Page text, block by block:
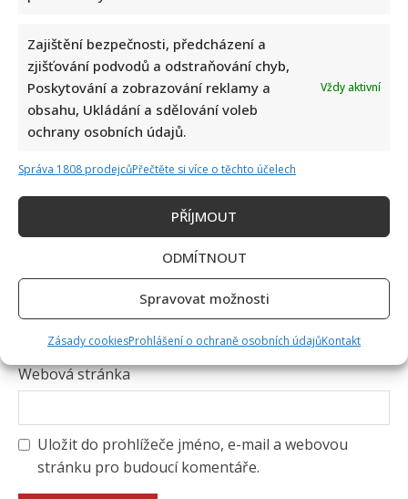
Zajištění bezpečnosti, předcházení a
zjišťování podvodů a odstraňování chyb,
Poskytování a zobrazování reklamy a
obsahu, Ukládání a sdělování voleb
ochrany osobních údajů.
Vždy aktivní
Správa 1808 prodejcůPřečtěte si více o těchto účelech
PŘÍJMOUT
ODMÍTNOUT
Spravovat možnosti
Zásady cookiesProhlášení o ochraně osobních údajůKontakt
Jméno
Webová stránka
Uložit do prohlížeče jméno, e-mail a webovou
stránku pro budoucí komentáře.